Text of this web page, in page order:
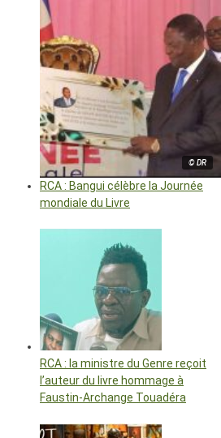
© DR
RCA : Bangui célèbre la Journée
mondiale du Livre
RCA : la ministre du Genre reçoit
l’auteur du livre hommage à
Faustin-Archange Touadéra